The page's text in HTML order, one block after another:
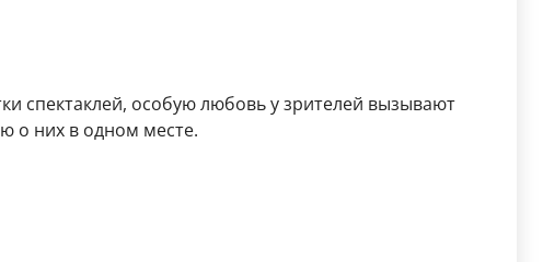
спектаклей, особую любовь у зрителей вызывают
о них в одном месте.